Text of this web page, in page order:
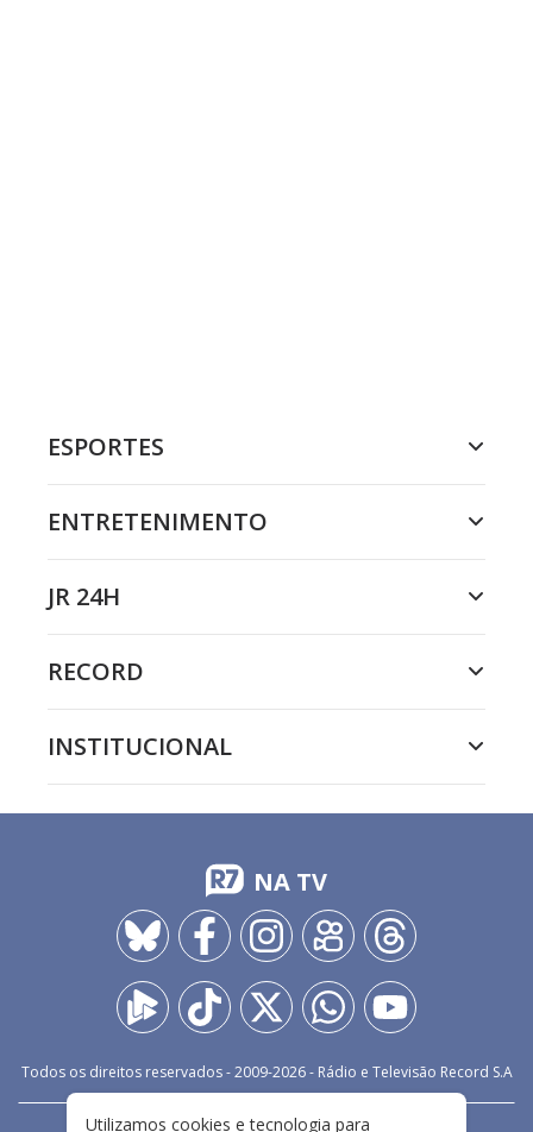
ESPORTES
ENTRETENIMENTO
JR 24H
RECORD
INSTITUCIONAL
NA TV
Todos os direitos reservados - 2009-2026- Rádio e Televisão Record S.A
Utilizamos cookies e tecnologia para